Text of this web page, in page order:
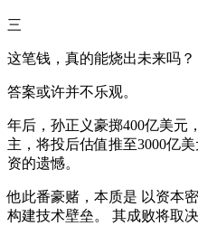
三
这笔钱，真的能烧出未来吗？
答案或许并不乐观。
年后，孙正义豪掷400亿美元
主，将投后估值推至3000亿
资的遗憾。
他此番豪赌，本质是 以资本
构建技术壁垒。 其成败将取